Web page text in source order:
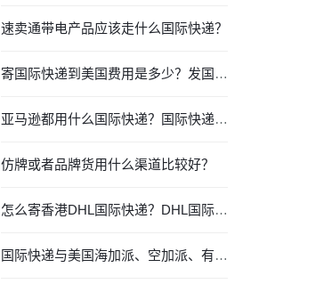
速卖通带电产品应该走什么国际快递？
寄国际快递到美国费用是多少？发国际快递要注意什么？
亚马逊都用什么国际快递？国际快递都有哪些？
仿牌或者品牌货用什么渠道比较好？
怎么寄香港DHL国际快递？DHL国际快递价格时效查询
国际快递与美国海加派、空加派、有什么区别？